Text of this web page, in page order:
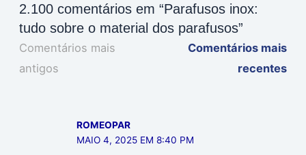
2.100 comentários em “Parafusos inox:
tudo sobre o material dos parafusos”
Comentários mais
antigos
Comentários mais
recentes
ROMEOPAR
MAIO 4, 2025 EM 8:40 PM